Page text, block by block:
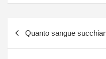
articoli
Quanto sangue